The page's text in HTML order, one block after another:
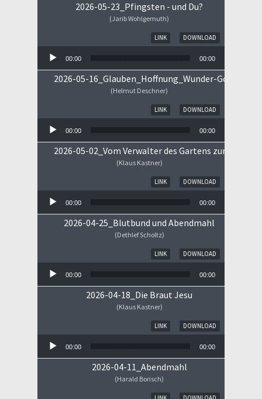
2026-05-23_Pfingsten - und Du?
(Jarib Wohlgemuth)
DOWNLOAD
LINK
00:00 00:00
2026-05-16_Glauben_Hoffnung_Wunder-
(Helmut Deschner)
DOWNLOAD
LINK
00:00 00:00
2026-05-02_Vom Verwalter des Gartens zum
(Klaus Kastner)
DOWNLOAD
LINK
00:00 00:00
2026-04-25_Blutbund und Abendmahl
(Dethlef Scholtz)
DOWNLOAD
LINK
00:00 00:00
2026-04-18_Die Braut Jesu
(Klaus Kastner)
DOWNLOAD
LINK
00:00 00:00
2026-04-11_Abendmahl
(Harald Borisch)